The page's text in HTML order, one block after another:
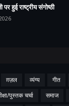
हुई राष्ट्रीय संगोष्ठी
ग़ज़ल व्यंग्य गीत
पुस्तक चर्चा समाज